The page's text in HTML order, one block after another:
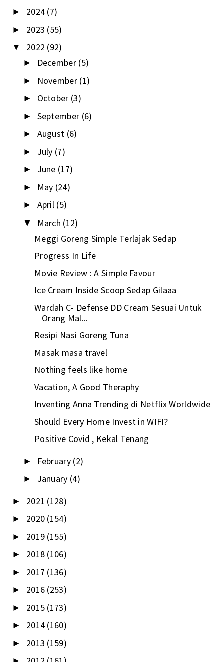
► 2024 (7)
► 2023 (55)
▼ 2022 (92)
► December (5)
► November (1)
► October (3)
► September (6)
► August (6)
► July (7)
► June (17)
► May (24)
► April (5)
▼ March (12)
Meggi Goreng Simple Terlajak Sedap
Progress In Life
Movie Review : A Simple Favour
Ice Cream Inside Scoop Sedap Gilaaa
Wardah C- Defense DD Cream Sesuai Untuk
Orang Mal...
Resipi Nasi Goreng Tuna
Masak masa travel
Nothing feels like home
Vacation, A Good Theraphy
Inventing Anna Trending di Netflix Worldwide
Should Every Home Invest in WIFI?
Positive Covid , Kekal Tenang
► February (2)
► January (4)
► 2021 (128)
► 2020 (154)
► 2019 (155)
► 2018 (106)
► 2017 (136)
► 2016 (253)
► 2015 (173)
► 2014 (160)
► 2013 (159)